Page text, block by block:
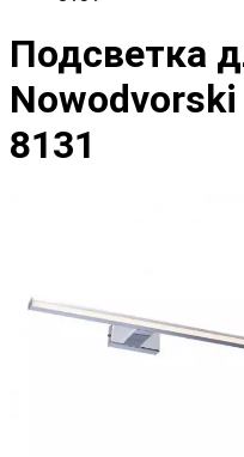
Подсветка
8131